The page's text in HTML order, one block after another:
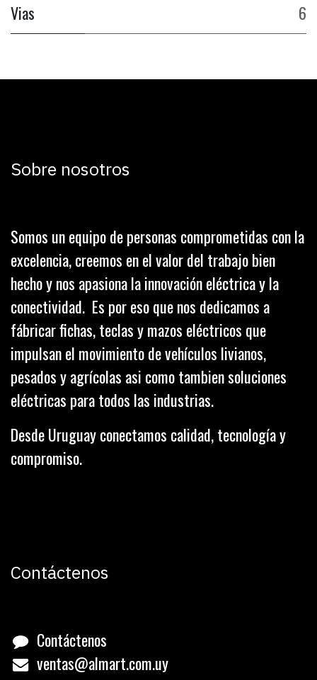
Vias
6
Sobre nosotros
Somos un equipo de personas comprometidas con la
excelencia, creemos en el valor del trabajo bien
hecho y nos apasiona la innovación eléctrica y la
conectividad. Es por eso que nos dedicamos a
fábricar fichas, teclas y mazos eléctricos que
impulsan el movimiento de vehículos livianos,
pesados y agrícolas asi como tambien soluciones
eléctricas para todos las industrias.
Desde Uruguay conectamos calidad, tecnología y
compromiso.
Contáctenos
Contáctenos
ventas@almart.com.uy